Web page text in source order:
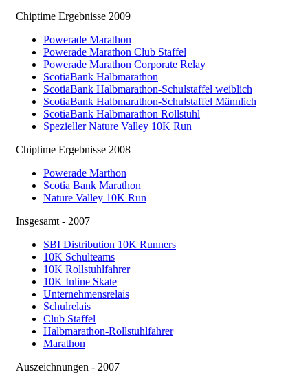
Chiptime Ergebnisse 2009
Powerade Marathon
Powerade Marathon Club Staffel
Powerade Marathon Corporate Relay
ScotiaBank Halbmarathon
ScotiaBank Halbmarathon-Schulstaffel weiblich
ScotiaBank Halbmarathon-Schulstaffel Männlich
ScotiaBank Halbmarathon Rollstuhl
Spezieller Nature Valley 10K Run
Chiptime Ergebnisse 2008
Powerade Marthon
Scotia Bank Marathon
Nature Valley 10K Run
Insgesamt - 2007
SBI Distribution 10K Runners
10K Schulteams
10K Rollstuhlfahrer
10K Inline Skate
Unternehmensrelais
Schulrelais
Club Staffel
Halbmarathon-Rollstuhlfahrer
Marathon
Auszeichnungen - 2007